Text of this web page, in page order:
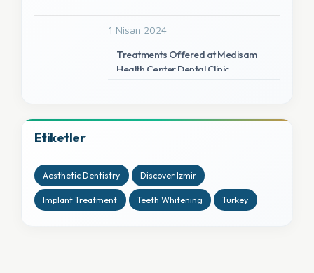
1 Nisan 2024
Treatments Offered at Medisam
Health Center Dental Clinic
Etiketler
Aesthetic Dentistry Discover Izmir
Implant Treatment Teeth Whitening Turkey